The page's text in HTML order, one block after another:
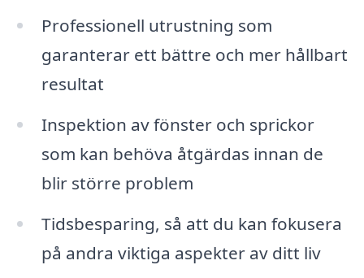
Professionell utrustning som
garanterar ett bättre och mer hållbart
resultat
Inspektion av fönster och sprickor
som kan behöva åtgärdas innan de
blir större problem
Tidsbesparing, så att du kan fokusera
på andra viktiga aspekter av ditt liv